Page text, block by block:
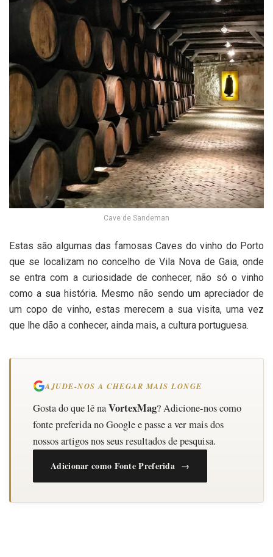
Cave de Sandeman
Estas são algumas das famosas Caves do vinho do Porto
que se localizam no concelho de Vila Nova de Gaia, onde
se entra com a curiosidade de conhecer, não só o vinho
como a sua história. Mesmo não sendo um apreciador de
um copo de vinho, estas merecem a sua visita, uma vez
que lhe dão a conhecer, ainda mais, a cultura portuguesa.
AJUDE-NOS A CHEGAR MAIS LONGE
Gosta do que lê naVortexMag? Adicione-nos como
fonte preferida no Google e passe a ver mais dos
nossos artigos nos seus resultados de pesquisa.
Adicionar como Fonte Preferida →